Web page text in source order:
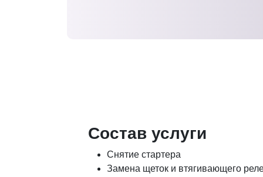
Состав услуги
Снятие стартера
Замена щеток и втягивающего